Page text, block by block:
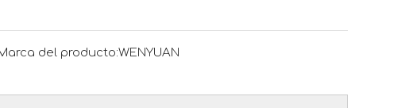
del producto:WENYUAN